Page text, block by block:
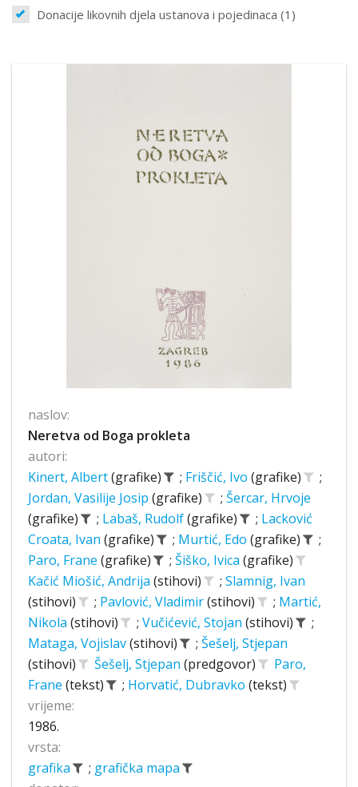
Donacije likovnih djela ustanova i pojedinaca (1)
naslov:
Neretva od Boga prokleta
autori:
Kinert, Albert(grafike) ; Friščić, Ivo (grafike)
;
Jordan, Vasilije Josip (grafike) ; Šercar, Hrvoje
(grafike)
; Labaš, Rudolf(grafike) ; Lacković
Croata, Ivan (grafike) ; Murtić, Edo (grafike)
;
Paro, Frane (grafike) ; Šiško, Ivica (grafike)
Kačić Miošić, Andrija (stihovi) ; Slamnig, Ivan
(stihovi)
; Pavlović, Vladimir(stihovi) ; Martić,
Nikola (stihovi) ; Vučićević, Stojan (stihovi)
;
Mataga, Vojislav(stihovi) ; Šešelj, Stjepan
(stihovi)
Šešelj, Stjepan (predgovor)
Paro,
Frane (tekst) ; Horvatić, Dubravko (tekst)
vrijeme:
1986.
vrsta:
grafika
; grafička mapa